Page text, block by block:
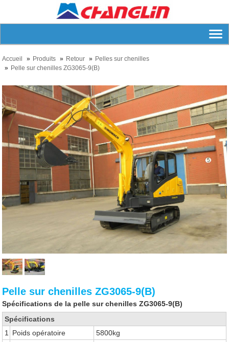
Accueil Produits Retour
Pelles sur chenilles
Pelle sur chenilles ZG3065-9(B)
Pelle sur chenilles ZG3065-9(B)
Spécifications de la pelle sur chenilles ZG3065-9(B)
Spécifications
1 Poids opératoire 5800kg